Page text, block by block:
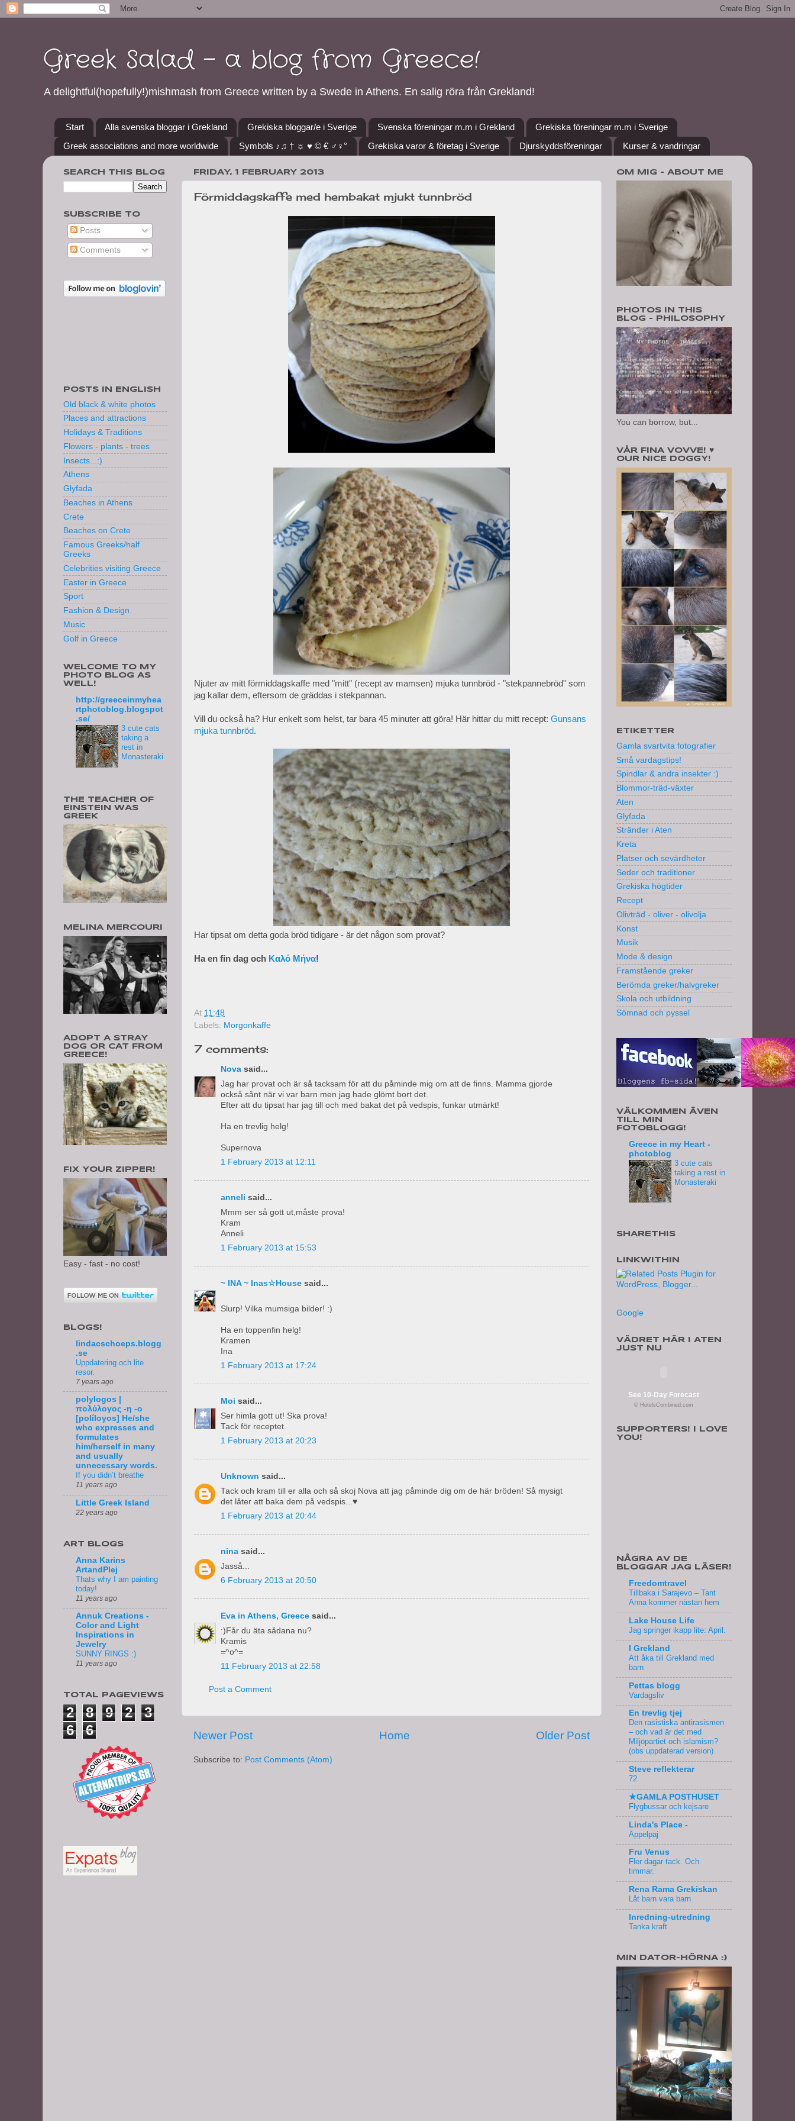
Greek Salad - a blog from Greece!
A delightful(hopefully!)mishmash from Greece written by a Swede in Athens. En salig röra från Grekland!
Start Alla svenska bloggar i Grekland Grekiska bloggar/e i Sverige Svenska föreningar m.m i Grekland
Grekiska föreningar m.m i Sverige
Greek associations and more worldwide
Symbols ♪♫ † ☼ ♥ © € ♂♀° Grekiska varor & företag i Sverige Djurskyddsföreningar Kurser & vandringar
FRIDAY, 1 FEBRUARY 2013
Förmiddagskaffe med hembakat mjukt tunnbröd
Njuter av mitt förmiddagskaffe med "mitt" (recept av mamsen) mjuka tunnbröd - "stekpannebröd" som
jag kallar dem, eftersom de gräddas i stekpannan.
Vill du också ha? Hur enkelt som helst, tar bara 45 minuter att göra! Här hittar du mitt recept: Gunsans
mjuka tunnbröd.
Har tipsat om detta goda bröd tidigare - är det någon som provat?
Ha en fin dag och Καλό Μήνα!
At 11:48
Labels: Morgonkaffe
7 comments:
Nova said...
Jag har provat och är så tacksam för att du påminde mig om att de finns. Mamma gjorde
också sånt när vi var barn men jag hade glömt bort det.
Efter att du tipsat har jag till och med bakat det på vedspis, funkar utmärkt!
Ha en trevlig helg!
Supernova
1 February 2013 at 12:11
anneli said...
Mmm ser så gott ut,måste prova!
Kram
Anneli
1 February 2013 at 15:53
~ INA ~ Inas☆House said...
Slurp! Vilka mumsiga bilder! :)
Ha en toppenfin helg!
Kramen
Ina
1 February 2013 at 17:24
Moi said...
Ser himla gott ut! Ska prova!
Tack för receptet.
1 February 2013 at 20:23
Unknown said...
Tack och kram till er alla och så skoj Nova att jag påminde dig om de här bröden! Så mysigt
det låter att baka dem på vedspis...♥
1 February 2013 at 20:44
nina said...
Jasså...
6 February 2013 at 20:50
Eva in Athens, Greece said...
:)Får du äta sådana nu?
Kramis
=^o^=
11 February 2013 at 22:58
Post a Comment
Newer Post Older Post
Home
Subscribe to: Post Comments (Atom)
SEARCH THIS BLOG
SUBSCRIBE TO
Posts
Comments
POSTS IN ENGLISH
Old black & white photos
Places and attractions
Holidays & Traditions
Flowers - plants - trees
Insects...:)
Athens
Glyfada
Beaches in Athens
Crete
Beaches on Crete
Famous Greeks/half
Greeks
Celebrities visiting Greece
Easter in Greece
Sport
Fashion & Design
Music
Golf in Greece
WELCOME TO MY
PHOTO BLOG AS
WELL!
http://greeceinmyhea
rtphotoblog.blogspot
.se/
3 cute cats
taking a
rest in
Monasteraki
THE TEACHER OF
EINSTEIN WAS
GREEK
MELINA MERCOURI
ADOPT A STRAY
DOG OR CAT FROM
GREECE!
FIX YOUR ZIPPER!
Easy - fast - no cost!
BLOGS!
lindacschoeps.blogg
.se
Uppdatering och lite
resor.
7 years ago
polylogos |
πολύλογος -η -ο
[políloγos] He/she
who expresses and
formulates
him/herself in many
and usually
unnecessary words.
If you didn’t breathe
11 years ago
Little Greek Island
22 years ago
ART BLOGS
Anna Karins
ArtandPlej
Thats why I am painting
today!
11 years ago
Annuk Creations -
Color and Light
Inspirations in
Jewelry
SUNNY RINGS :)
11 years ago
TOTAL PAGEVIEWS
2 8 9 2
3
6
6
OM MIG - ABOUT ME
PHOTOS IN THIS
BLOG - PHILOSOPHY
You can borrow, but...
VÅR FINA VOVVE! ♥
OUR NICE DOGGY!
ETIKETTER
Gamla svartvita fotografier
Små vardagstips!
Spindlar & andra insekter :)
Blommor-träd-växter
Aten
Glyfada
Stränder i Aten
Kreta
Platser och sevärdheter
Seder och traditioner
Grekiska högtider
Recept
Olivträd - oliver - olivolja
Konst
Musik
Mode & design
Framstående greker
Berömda greker/halvgreker
Skola och utbildning
Sömnad och pyssel
VÄLKOMMEN ÄVEN
TILL MIN
FOTOBLOGG!
Greece in my Heart -
photoblog
3 cute cats
taking a rest in
Monasteraki
SHARETHIS
LINKWITHIN
Google
VÄDRET HÄR I ATEN
JUST NU
See 10-Day Forecast
© HotelsCombined.com
SUPPORTERS! I LOVE
YOU!
NÅGRA AV DE
BLOGGAR JAG LÄSER!
Freedomtravel
Tillbaka i Sarajevo – Tant
Anna kommer nästan hem
Lake House Life
Jag springer ikapp lite: April.
I Grekland
Att åka till Grekland med
barn
Pettas blogg
Vardagsliv
En trevlig tjej
Den rasistiska antirasismen
– och vad är det med
Miljöpartiet och islamism?
(obs uppdaterad version)
Steve reflekterar
72
★GAMLA POSTHUSET
Flygbussar och kejsare
Linda's Place -
Äppelpaj
Fru Venus
Fler dagar tack. Och
timmar.
Rena Rama Grekiskan
Låt barn vara barn
Inredning-utredning
Tanka kraft
MIN DATOR-HÖRNA :)